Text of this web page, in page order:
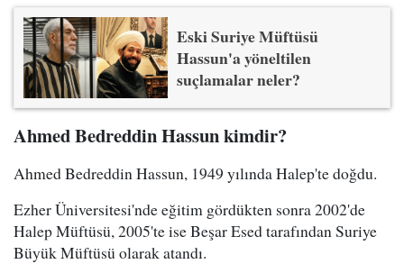
Eski Suriye Müftüsü
Hassun'a yöneltilen
suçlamalar neler?
Ahmed Bedreddin Hassun kimdir?
Ahmed Bedreddin Hassun, 1949 yılında Halep'te doğdu.
Ezher Üniversitesi'nde eğitim gördükten sonra 2002'de
Halep Müftüsü, 2005'te ise Beşar Esed tarafından Suriye
Büyük Müftüsü olarak atandı.